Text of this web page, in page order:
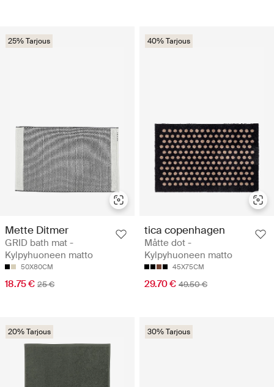
25% Tarjous
Mette Ditmer
GRID bath mat -
Kylpyhuoneen matto
50X80CM
18.75 € 25 €
40% Tarjous
tica copenhagen
Måtte dot -
Kylpyhuoneen matto
45X75CM
29.70 € 49.50 €
20% Tarjous 30% Tarjous